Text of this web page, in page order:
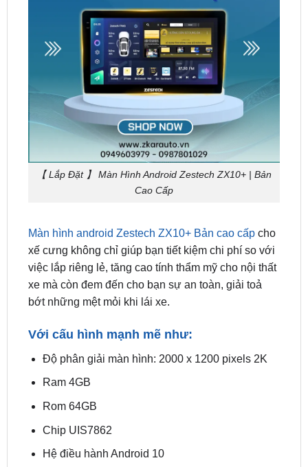
【 Lắp Đặt 】 Màn Hình Android Zestech ZX10+ | Bản
Cao Cấp
Màn hình android Zestech ZX10+ Bản cao cấp
việc lắp riêng lẻ, tăng cao tính thẩm mỹ cho nội thất
xe mà còn đem đến cho bạn sự an toàn, giải toả
bớt những mệt mỏi khi lái xe.
Với cấu hình mạnh mẽ như: